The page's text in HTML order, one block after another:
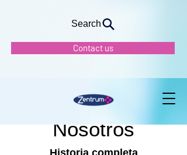
Search
Contact us
Nosotros
Historia completa